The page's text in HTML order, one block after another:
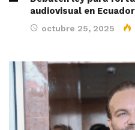
audiovisual en Ecuador
octubre 25, 2025